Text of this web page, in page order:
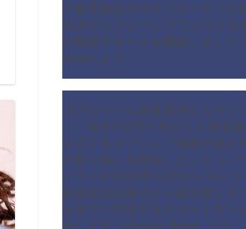
ア教育移住のマイプロパティが
11月からマレーシアでメイドを
の相談サポートを開始しました
News より
【グローバル資産運用ならマイ
ィ 毎月5万円で安心した老後
み立てるオフショア保険の個人
の取り扱いを開始しました に
パティが2024年12月からマレー
動産投資の購入から鍵引渡しま
を全てに対応するサポートサー
始します | Shoply News より